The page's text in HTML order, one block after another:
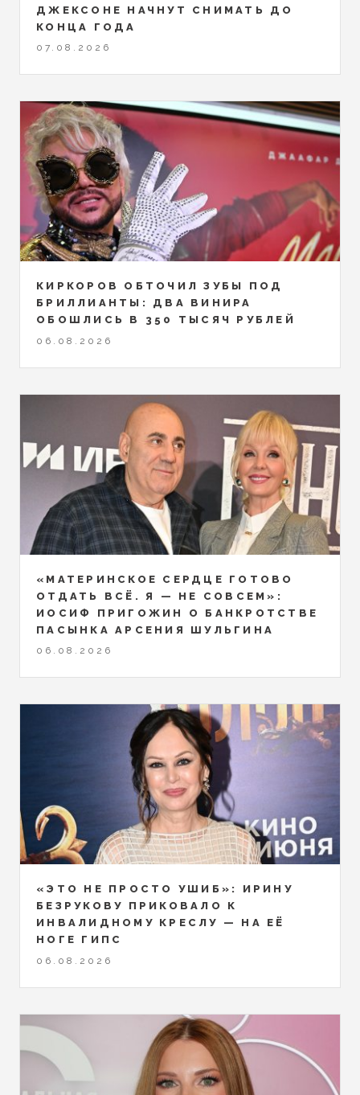
ДЖЕКСОНЕ НАЧНУТ СНИМАТЬ ДО
КОНЦА ГОДА
07.08.2026
КИРКОРОВ ОБТОЧИЛ ЗУБЫ ПОД
БРИЛЛИАНТЫ: ДВА ВИНИРА
ОБОШЛИСЬ В 350 ТЫСЯЧ РУБЛЕЙ
06.08.2026
«МАТЕРИНСКОЕ СЕРДЦЕ ГОТОВО
ОТДАТЬ ВСЁ. Я — НЕ СОВСЕМ»:
ИОСИФ ПРИГОЖИН О БАНКРОТСТВЕ
ПАСЫНКА АРСЕНИЯ ШУЛЬГИНА
06.08.2026
«ЭТО НЕ ПРОСТО УШИБ»: ИРИНУ
БЕЗРУКОВУ ПРИКОВАЛО К
ИНВАЛИДНОМУ КРЕСЛУ — НА ЕЁ
НОГЕ ГИПС
06.08.2026